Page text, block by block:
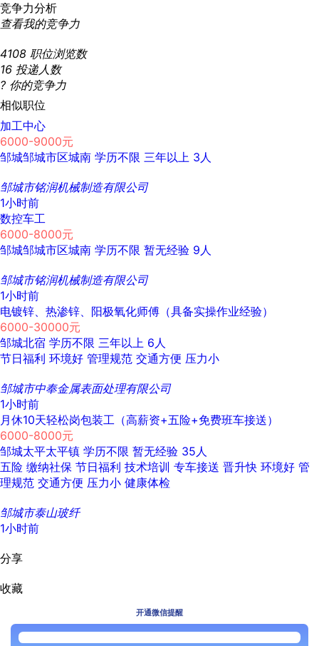
竞争力分析
查看我的竞争力
4108 职位浏览数
16 投递人数
? 你的竞争力
相似职位
加工中心
6000-9000元
邹城邹城市区城南 学历不限 三年以上 3人
邹城市铭润机械制造有限公司
1小时前
数控车工
6000-8000元
邹城邹城市区城南 学历不限 暂无经验 9人
邹城市铭润机械制造有限公司
1小时前
电镀锌、热渗锌、阳极氧化师傅（具备实操作业经验）
6000-30000元
邹城北宿 学历不限 三年以上 6人
节日福利 环境好 管理规范 交通方便 压力小
邹城市中奉金属表面处理有限公司
1小时前
月休10天轻松岗包装工（高薪资+五险+免费班车接送）
6000-8000元
邹城太平太平镇 学历不限 暂无经验 35人
五险 缴纳社保 节日福利 技术培训 专车接送 晋升快 环境好 管
理规范 交通方便 压力小 健康体检
邹城市泰山玻纤
1小时前
分享
收藏
开通微信提醒